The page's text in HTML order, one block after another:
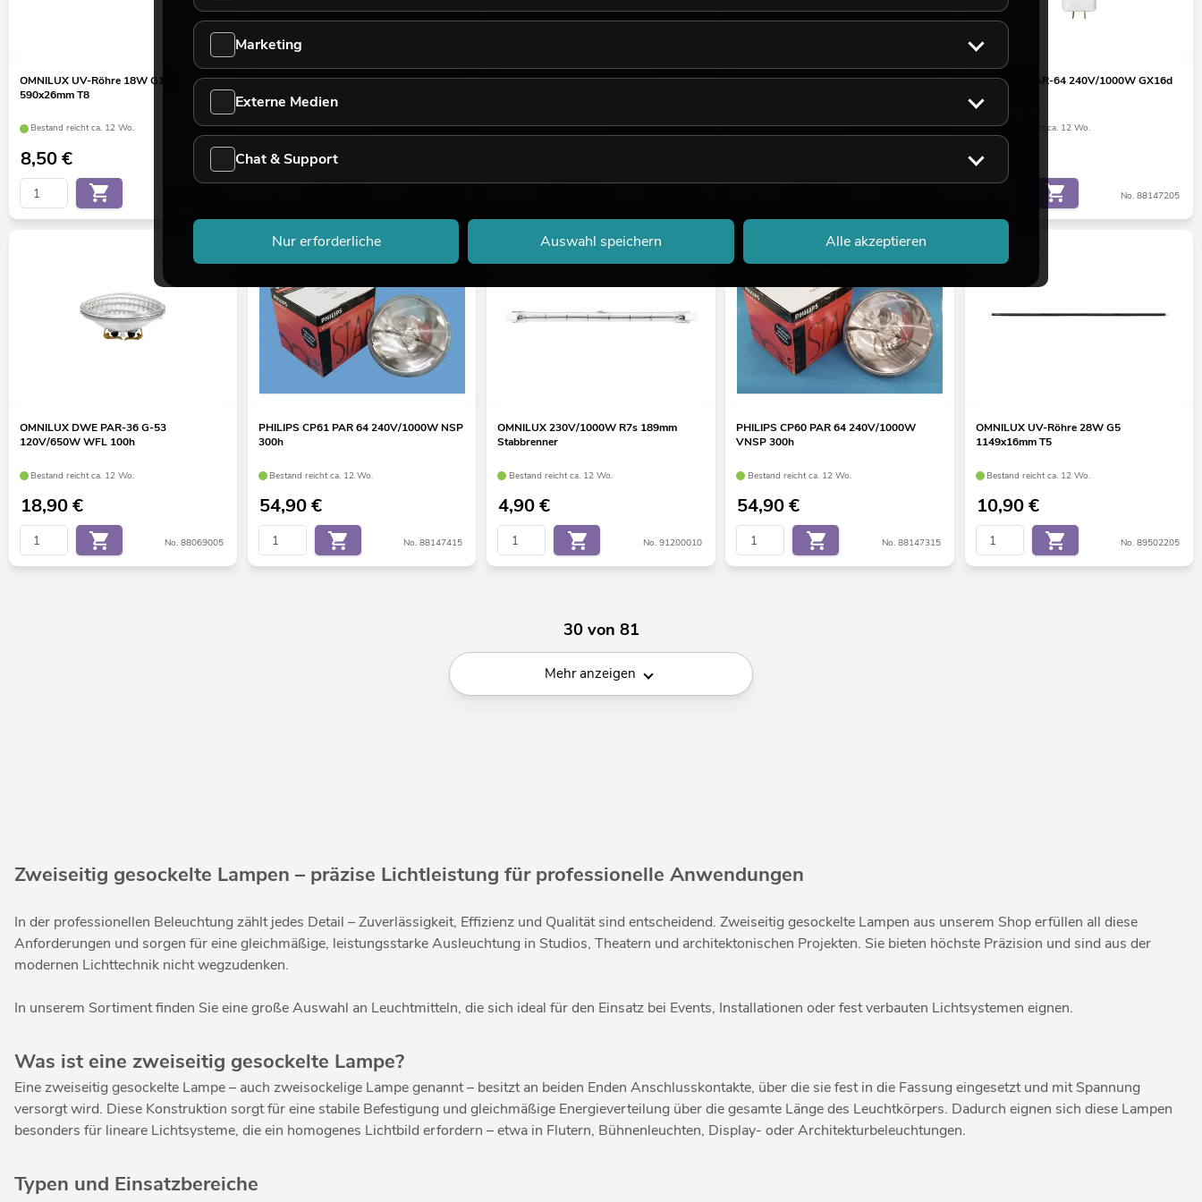
OMNILUX UV-Röhre 18W G13
590x26mm T8
Bestand reicht ca. 12 Wo.
8,50€
OMNILUX PAR-36 28V/100W NSP 300h
Bestand reicht ca. 12 Wo.
11,50€
OMNILUX UV-Röhre 40W G13
Bestand reicht ca. 12 Wo.
OSRAM HMI 1200W/DXS 100V/1200W
Bestand reicht ca. 12 Wo.
OMNILUX PAR-64 240V/1000W GX16d
Bestand reicht ca. 12 Wo.
29,00
No. 88147205
OMNILUX DWE PAR-36 G-53
120V/650W WFL 100h
Bestand reicht ca. 12 Wo.
18,90€
No. 88069005
PHILIPS CP61 PAR 64 240V/1000W NSP
300h
Bestand reicht ca. 12 Wo.
54,90€
No. 88147415
OMNILUX 230V/1000W R7s 189mm
Stabbrenner
Bestand reicht ca. 12 Wo.
4,90€
No. 91200010
PHILIPS CP60 PAR 64 240V/1000W
VNSP 300h
Bestand reicht ca. 12 Wo.
54,90€
No. 88147315
OMNILUX UV-Röhre 28W G5
1149x16mm T5
Bestand reicht ca. 12 Wo.
10,90€
No. 89502205
30 von 81
Mehr anzeigen
Zweiseitig gesockelte Lampen – präzise Lichtleistung für professionelle Anwendungen
In der professionellen Beleuchtung zählt jedes Detail – Zuverlässigkeit, Effizienz und Qualität sind entscheidend. Zweiseitig gesockelte Lampen aus unserem Shop erfüllen all diese
Anforderungen und sorgen für eine gleichmäßige, leistungsstarke Ausleuchtung in Studios, Theatern und architektonischen Projekten. Sie bieten höchste Präzision und sind aus der
modernen Lichttechnik nicht wegzudenken.
In unserem Sortiment finden Sie eine große Auswahl an Leuchtmitteln, die sich ideal für den Einsatz bei Events, Installationen oder fest verbauten Lichtsystemen eignen.
Was ist eine zweiseitig gesockelte Lampe?
Eine zweiseitig gesockelte Lampe – auch zweisockelige Lampe genannt – besitzt an beiden Enden Anschlusskontakte, über die sie fest in die Fassung eingesetzt und mit Spannung
versorgt wird. Diese Konstruktion sorgt für eine stabile Befestigung und gleichmäßige Energieverteilung über die gesamte Länge des Leuchtkörpers. Dadurch eignen sich diese Lampen
besonders für lineare Lichtsysteme, die ein homogenes Lichtbild erfordern – etwa in Flutern, Bühnenleuchten, Display- oder Architekturbeleuchtungen.
Typen und Einsatzbereiche
Marketing
Externe Medien
Chat & Support
Nur erforderliche Auswahl speichern Alle akzeptieren